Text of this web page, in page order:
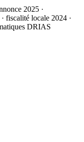
2025 ·
· fiscalité locale 2024 ·
DRIAS